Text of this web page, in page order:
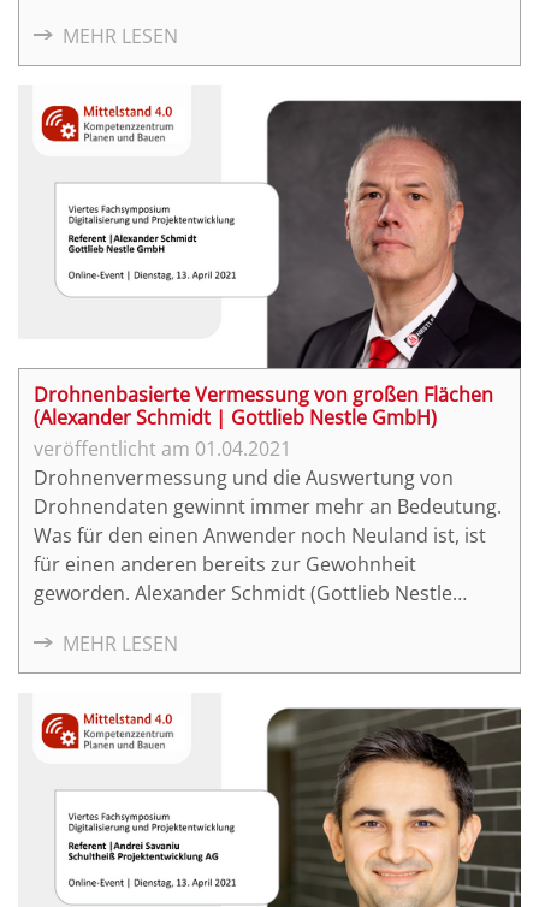
in ihrem Vortrag die verschiedenen Aspekte der
Datenerfassung und -auswertung im Rahmen von
Drohnenbefliegungen zur Vermessung von großen
Flächen.
MEHR LESEN
Drohnenbasierte Vermessung von großen Flächen
(Alexander Schmidt | Gottlieb Nestle GmbH)
01.04.2021
Drohnenvermessung und die Auswertung von
Drohnendaten gewinnt immer mehr an Bedeutung.
Was für den einen Anwender noch Neuland ist, ist
für einen anderen bereits zur Gewohnheit
geworden. Alexander Schmidt (Gottlieb Nestle
in ihrem Vortrag die verschiedenen Aspekte der
Datenerfassung und -auswertung im Rahmen von
Drohnenbefliegungen zur Vermessung von großen
Flächen.
MEHR LESEN